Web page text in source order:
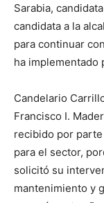
Sarabia,
candidata a la
para continuar
ha implementado
Candelario
Francisco I.
recibido por
para el sector,
solicitó su
mantenimiento y